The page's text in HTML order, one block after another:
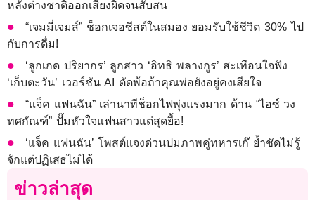
หลังต่างชาติออกเสียงผิดจนสับสน
“เจมมี่เจมส์” ช็อกเจอซีสต์ในสมอง ยอมรับใช้ชีวิต 30% ไป
กับการดื่ม!
‘ลูกเกด ปริยากร’ ลูกสาว ‘อิทธิ พลางกูร’ สะเทือนใจฟัง
‘เก็บตะวัน’ เวอร์ชัน AI ตัดพ้อถ้าคุณพ่อยังอยู่คงเสียใจ
“แจ็ค แฟนฉัน” เล่านาทีช็อกไฟพุ่งแรงมาก ด้าน “ไอซ์ วง
ทศกัณฑ์” ปั๊มหัวใจแฟนสาวแต่สุดยื้อ!
‘แจ็ค แฟนฉัน’ โพสต์แจงด่วนปมภาพคู่ทหารเก๊ ย้ำชัดไม่รู้
จักแต่ปฏิเสธไม่ได้
ข่าวล่าสุด